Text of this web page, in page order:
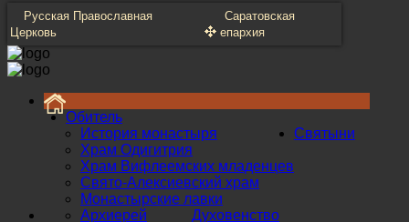
Русская Православная
Церковь
Саратовская
епархия
Обитель
История монастыря
Храм Одигитрия
Храм Вифлеемских младенцев
Свято-Алексиевский храм
Монастырские лавки
Святыни
Духовенство
Архиерей